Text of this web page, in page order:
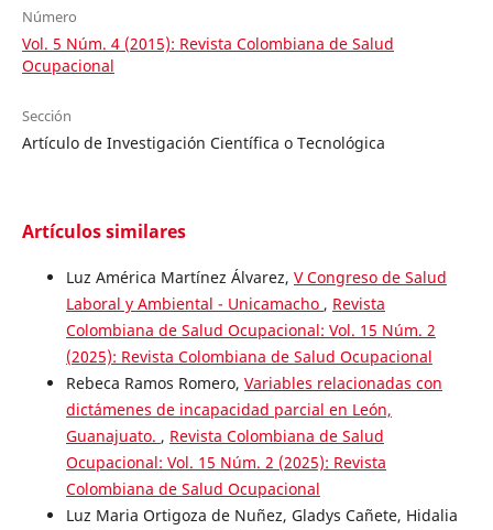
Número
Vol. 5 Núm. 4 (2015): Revista Colombiana de Salud
Ocupacional
Sección
Artículo de Investigación Científica o Tecnológica
Artículos similares
Luz América Martínez Álvarez, V Congreso de Salud
Laboral y Ambiental - Unicamacho , Revista
Colombiana de Salud Ocupacional: Vol. 15 Núm. 2
(2025): Revista Colombiana de Salud Ocupacional
Rebeca Ramos Romero, Variables relacionadas con
dictámenes de incapacidad parcial en León,
Guanajuato. , Revista Colombiana de Salud
Ocupacional: Vol. 15 Núm. 2 (2025): Revista
Colombiana de Salud Ocupacional
Luz Maria Ortigoza de Nuñez, Gladys Cañete, Hidalia